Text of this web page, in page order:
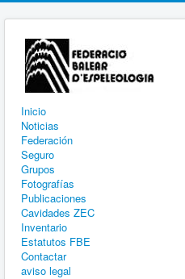
Inicio
Noticias
Federación
Seguro
Grupos
Fotografías
Publicaciones
Cavidades ZEC
Inventario
Estatutos FBE
Contactar
aviso legal